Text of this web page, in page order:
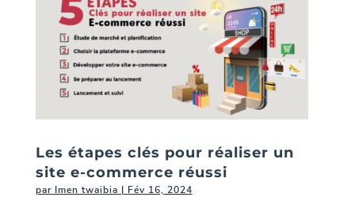
Les étapes clés pour réaliser un
site e-commerce réussi
par Imen twaibia | Fév 16, 2024